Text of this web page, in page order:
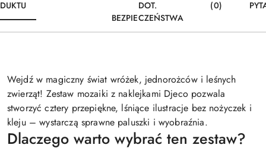
DOT.
BEZPIECZEŃSTWA
(0)
Wejdź w magiczny świat wróżek, jednorożców i leśnych
zwierząt! Zestaw mozaiki z naklejkami Djeco pozwala
stworzyć cztery przepiękne, lśniące ilustracje bez nożyczek i
kleju – wystarczą sprawne paluszki i wyobraźnia.
Dlaczego warto wybrać ten zestaw?